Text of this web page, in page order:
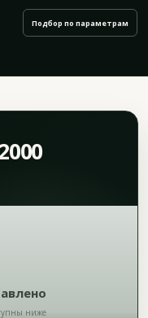
Подбор по параметрам
ниже